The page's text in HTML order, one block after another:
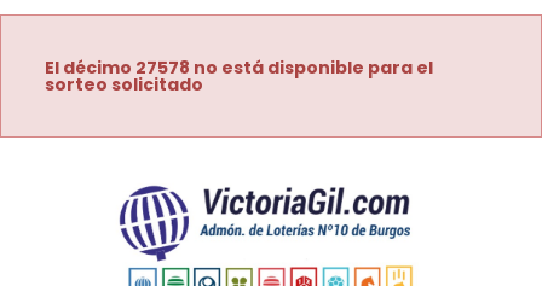
El décimo 27578 no está disponible para el
sorteo solicitado